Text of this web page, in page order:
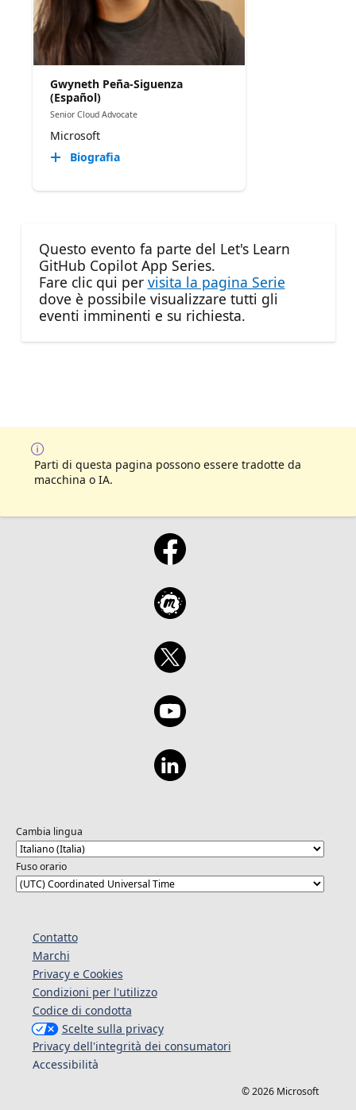
Gwyneth Peña-Siguenza
(Español)
Senior Cloud Advocate
Microsoft
Biografia
Questo evento fa parte del Let's Learn
GitHub Copilot App Series.
Fare clic qui per visita la pagina Serie
dove è possibile visualizzare tutti gli
eventi imminenti e su richiesta.
Parti di questa pagina possono essere tradotte da
macchina o IA.
Cambia lingua
Fuso orario
Contatto
Marchi
Privacy e Cookies
Condizioni per l'utilizzo
Codice di condotta
Scelte sulla privacy
Privacy dell'integrità dei consumatori
Accessibilità
© 2026 Microsoft